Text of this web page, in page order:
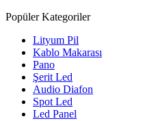
Popüler Kategoriler
Lityum Pil
Kablo Makarası
Pano
Şerit Led
Audio Diafon
Spot Led
Led Panel